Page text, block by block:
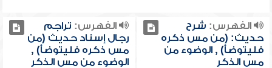
الفهرس: شرح
حديث: (من مس ذكره
فليتوضأ) , الوضوء من
مس الذكر
الفهرس: تراجم
رجال إسناد حديث (من
مس ذكره فليتوضأ) ,
الوضوء من مس الذكر